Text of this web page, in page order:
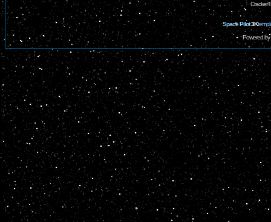
Space Pilot3K
Powered by